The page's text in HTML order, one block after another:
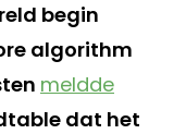
begin
algorithm
meldde
dat het